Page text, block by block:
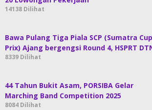
14138 Dilihat
Bawa Pulang Tiga Piala SCP (Sumatra Cup
Prix) Ajang bergengsi Round 4, HSPRT
8339 Dilihat
44 Tahun Bukit Asam, PORSIBA Gelar
Marching Band Competition 2025
8084 Dilihat